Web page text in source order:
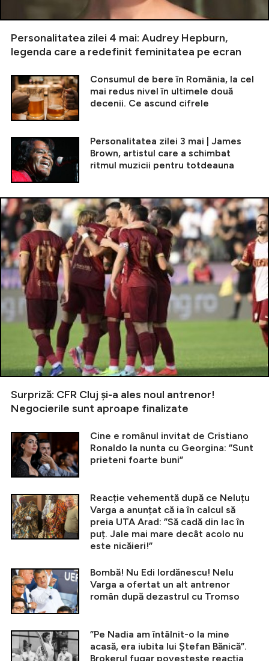
Personalitatea zilei 4 mai: Audrey Hepburn,
legenda care a redefinit feminitatea pe ecran
Consumul de bere în România, la cel
mai redus nivel în ultimele două
decenii. Ce ascund cifrele
Personalitatea zilei 3 mai | James
Brown, artistul care a schimbat
ritmul muzicii pentru totdeauna
Surpriză: CFR Cluj și-a ales noul antrenor!
Negocierile sunt aproape finalizate
Cine e românul invitat de Cristiano
Ronaldo la nunta cu Georgina: ”Sunt
prieteni foarte buni”
Reacție vehementă după ce Neluțu
Varga a anunțat că ia în calcul să
preia UTA Arad: ”Să cadă din lac în
puț. Jale mai mare decât acolo nu
este nicăieri!”
Bombă! Nu Edi Iordănescu! Nelu
Varga a ofertat un alt antrenor
român după dezastrul cu Tromso
”Pe Nadia am întâlnit-o la mine
acasă, era iubita lui Ștefan Bănică”.
Brokerul fugar povestește reacția